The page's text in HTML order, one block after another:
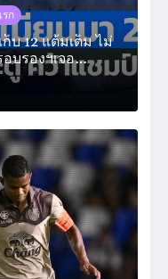
ก
บ 12 แต้มเต็ม ไม่
บรองฯเจอ